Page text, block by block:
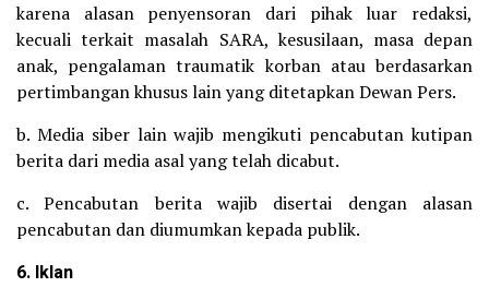
karena alasan penyensoran dari pihak luar redaksi,
kecuali terkait masalah SARA, kesusilaan, masa depan
anak, pengalaman traumatik korban atau berdasarkan
pertimbangan khusus lain yang ditetapkan Dewan Pers.
b. Media siber lain wajib mengikuti pencabutan kutipan
berita dari media asal yang telah dicabut.
c. Pencabutan berita wajib disertai dengan alasan
pencabutan dan diumumkan kepada publik.
6. Iklan